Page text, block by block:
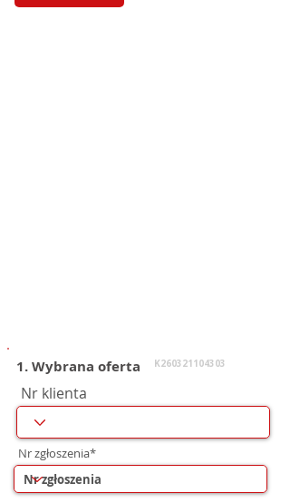
1. Wybrana oferta K260321104303
Nr klienta
Nr zgłoszenia*